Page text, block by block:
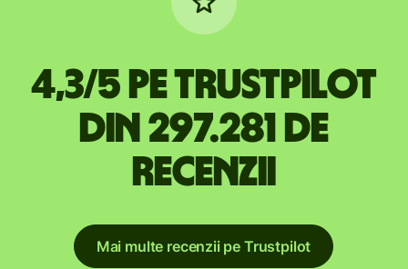
4,3/5 pe Trustpilot
din 297.281 de
recenzii
Mai multe recenzii pe Trustpilot